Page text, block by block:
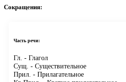
Сокращения:
Часть речи:
Гл. - Глагол
Сущ. - Существительное
Прил. - Прилагательное